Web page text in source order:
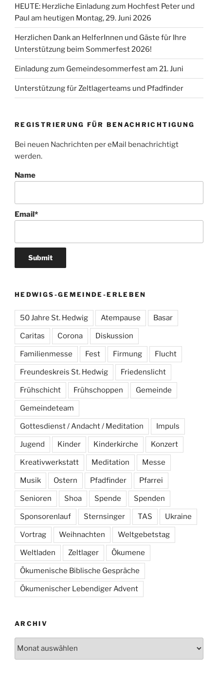
HEUTE: Herzliche Einladung zum Hochfest Peter und
Paul am heutigen Montag, 29. Juni 2026
Herzlichen Dank an HelferInnen und Gäste für Ihre
Unterstützung beim Sommerfest 2026!
Einladung zum Gemeindesommerfest am 21. Juni
Unterstützung für Zeltlagerteams und Pfadfinder
REGISTRIERUNG FÜR BENACHRICHTIGUNG
Bei neuen Nachrichten per eMail benachrichtigt
werden.
Name
Email*
HEDWIGS-GEMEINDE-ERLEBEN
50 Jahre St. Hedwig Atempause Basar
Caritas Corona Diskussion
Familienmesse Fest Firmung Flucht
Freundeskreis St. Hedwig Friedenslicht
Frühschicht Frühschoppen Gemeinde
Gemeindeteam
Gottesdienst / Andacht / Meditation Impuls
Jugend Kinder Kinderkirche Konzert
Kreativwerkstatt Meditation Messe
Musik Ostern Pfadfinder Pfarrei
Senioren Shoa Spende Spenden
Sponsorenlauf Sternsinger TAS Ukraine
Vortrag Weihnachten Weltgebetstag
Weltladen Zeltlager Ökumene
Ökumenische Biblische Gespräche
Ökumenischer Lebendiger Advent
ARCHIV